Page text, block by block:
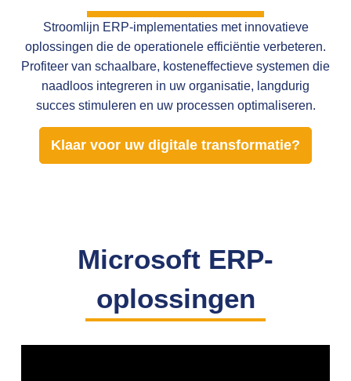
Stroomlijn ERP-implementaties met innovatieve
oplossingen die de operationele efficiëntie verbeteren.
Profiteer van schaalbare, kosteneffectieve systemen die
naadloos integreren in uw organisatie, langdurig
succes stimuleren en uw processen optimaliseren.
Klaar voor uw digitale transformatie?
Microsoft ERP-
oplossingen